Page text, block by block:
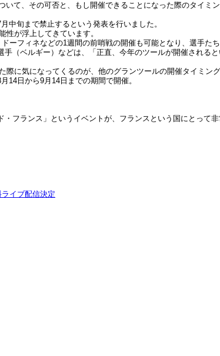
て、その可否と、もし開催できることになった際のタイミ
中旬まで禁止するという発表を行いました。
が浮上してきています。
フィネなどの1週間の前哨戦の開催も可能となり、選手た
（ベルギー）などは、「正直、今年のツールが開催され
に気になってくるのが、他のグランツールの開催タイミング
14日から9月14日までの期間で開催。
フランス」というイベントが、フランスという国にとって
イブ配信決定